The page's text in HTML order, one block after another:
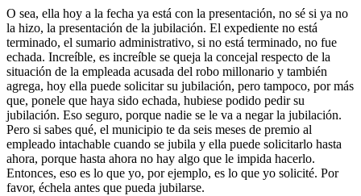
O sea, ella hoy a la fecha ya está con la presentación, no sé si ya no
la hizo, la presentación de la jubilación. El expediente no está
terminado, el sumario administrativo, si no está terminado, no fue
echada. Increíble, es increíble se queja la concejal respecto de la
situación de la empleada acusada del robo millonario y también
agrega, hoy ella puede solicitar su jubilación, pero tampoco, por más
que, ponele que haya sido echada, hubiese podido pedir su
jubilación. Eso seguro, porque nadie se le va a negar la jubilación.
Pero si sabes qué, el municipio te da seis meses de premio al
empleado intachable cuando se jubila y ella puede solicitarlo hasta
ahora, porque hasta ahora no hay algo que le impida hacerlo.
Entonces, eso es lo que yo, por ejemplo, es lo que yo solicité. Por
favor, échela antes que pueda jubilarse.